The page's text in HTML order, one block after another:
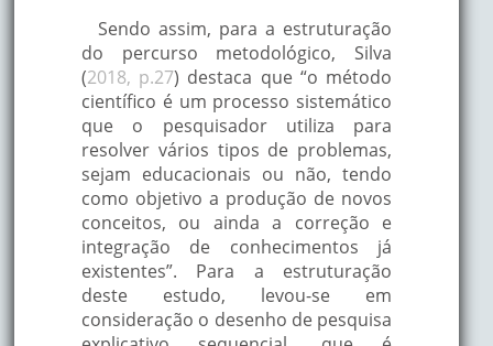
Sendo assim, para a estruturação
do percurso metodológico, Silva
(2018, p.27) destaca que “o método
científico é um processo sistemático
que o pesquisador utiliza para
resolver vários tipos de problemas,
sejam educacionais ou não, tendo
como objetivo a produção de novos
conceitos, ou ainda a correção e
integração de conhecimentos já
existentes”. Para a estruturação
deste estudo, levou-se em
consideração o desenho de pesquisa